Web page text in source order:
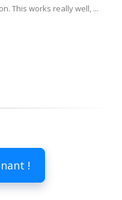
This works really well, ...
!